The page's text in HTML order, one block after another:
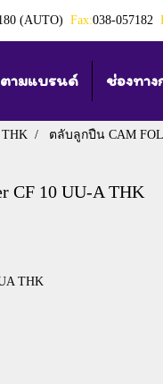
(AUTO) Fax:038-057182
ามแบรนด์ ช่องทาง
ตลับลูกปืน CAM
CF 10 UU-A THK
THK